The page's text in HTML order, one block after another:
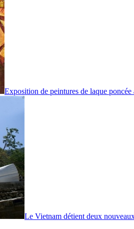
Exposition de peintures de laque poncée
Le Vietnam détient deux